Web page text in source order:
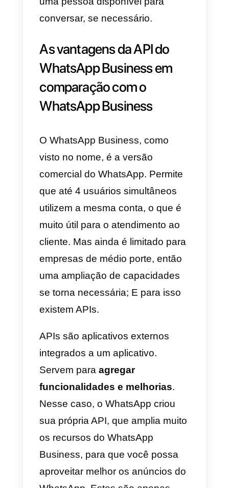
sem perder informações ao
mensagem padrão devem ser
capazes de responder a essas
necessidades.
do anúncio. Caso o anúncio
clara, o texto que estará no
template de texto seria então
finalizar a venda, aproveitando a
etapa do funil que esse potencial
cliente realizou.O que essas
mensagens devem dizer?
responda perguntas como
preço e disponibilidade
esclareça a funcionalidade; e até
mesmo diretamente como passar
compra.
Como estabelecer uma
boa comunicação